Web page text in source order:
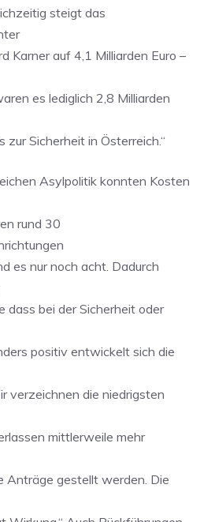
steigt das
Karner auf 4,1 Milliarden Euro –
es lediglich 2,8 Milliarden
zur Sicherheit in Österreich.“
Asylpolitik konnten Kosten
rund 30
es nur noch acht. Dadurch
dass bei der Sicherheit oder
positiv entwickelt sich die
verzeichnen die niedrigsten
mittlerweile mehr
Anträge gestellt werden. Die